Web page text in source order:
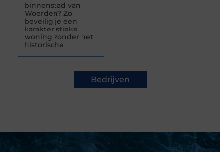
binnenstad van
Woerden? Zo
beveilig je een
karakteristieke
woning zonder het
historische
Bedrijven